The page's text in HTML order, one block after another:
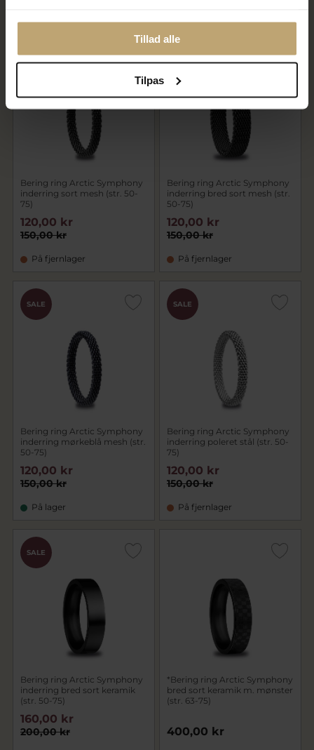
Tillad alle
Tilpas
SALE
Bering ring Arctic Symphony
inderring sort mesh (str. 50-
75)
150,00 kr
120,00 kr
På fjernlager
SALE
Bering ring Arctic Symphony
inderring bred sort mesh (str.
50-75)
150,00 kr
120,00 kr
På fjernlager
SALE
Bering ring Arctic Symphony
inderring mørkeblå mesh (str.
50-75)
150,00 kr
120,00 kr
På lager
SALE
Bering ring Arctic Symphony
inderring poleret stål (str. 50-
75)
150,00 kr
120,00 kr
På fjernlager
SALE
Bering ring Arctic Symphony
inderring bred sort keramik
(str. 50-75)
200,00 kr
160,00 kr
*Bering ring Arctic Symphony
bred sort keramik m. mønster
(str. 63-75)
400,00 kr